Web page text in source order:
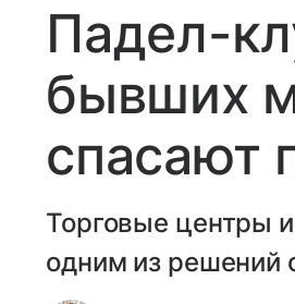
Падел-
бывших
спасают
Торговые центры
одним из решений